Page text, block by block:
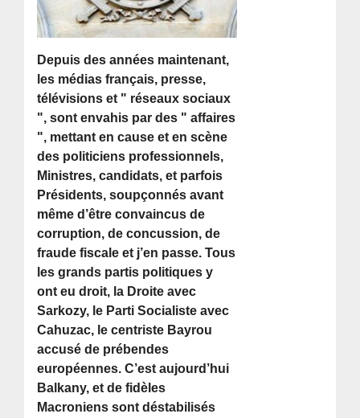
Depuis des années maintenant,
les médias français, presse,
télévisions et " réseaux sociaux
", sont envahis par des " affaires
", mettant en cause et en scène
des politiciens professionnels,
Ministres, candidats, et parfois
Présidents, soupçonnés avant
même d’être convaincus de
corruption, de concussion, de
fraude fiscale et j’en passe. Tous
les grands partis politiques y
ont eu droit, la Droite avec
Sarkozy, le Parti Socialiste avec
Cahuzac, le centriste Bayrou
accusé de prébendes
européennes. C’est aujourd’hui
Balkany, et de fidèles
Macroniens sont déstabilisés